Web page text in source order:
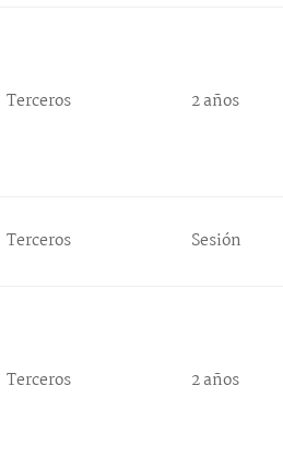
Terceros 2 años
Terceros Sesión
Terceros 2 años